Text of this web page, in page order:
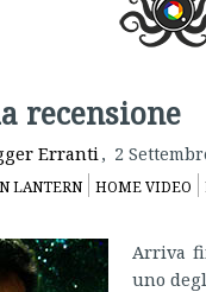
recensione
Erranti, 2
LANTERN HOME VIDEO
Arriva
uno